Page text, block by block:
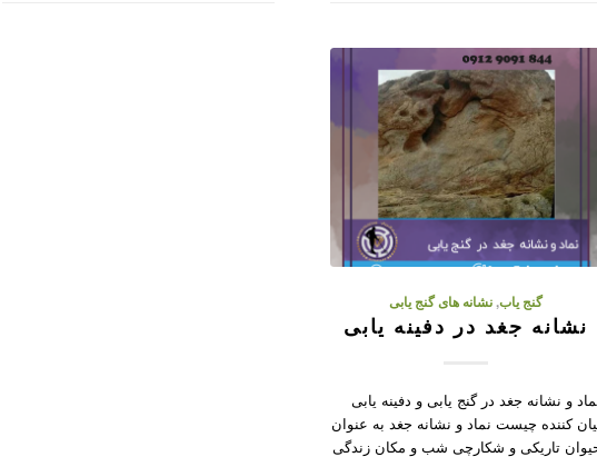
گنج یاب,نشانه های گنج یابی
نشانه جغد در دفینه یابی
و نشانه جغد در گنج یابی و دفینه یابی
کننده چیست نماد و نشانه جغد به عنوان
تاریکی و شکارچی شب و مکان زندگی